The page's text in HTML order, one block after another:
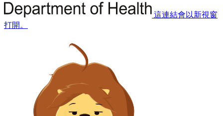
這連結會以新視窗
打開。